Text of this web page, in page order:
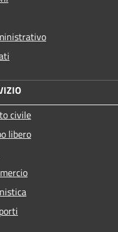
civile
libero